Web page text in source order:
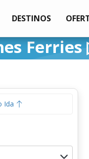
DESTINOS
Ida